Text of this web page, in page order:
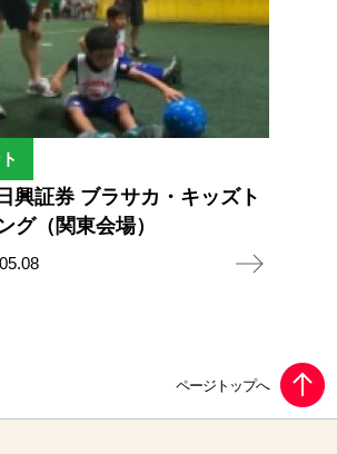
興証券 ブラサカ・キッズト
グ（関東会場）